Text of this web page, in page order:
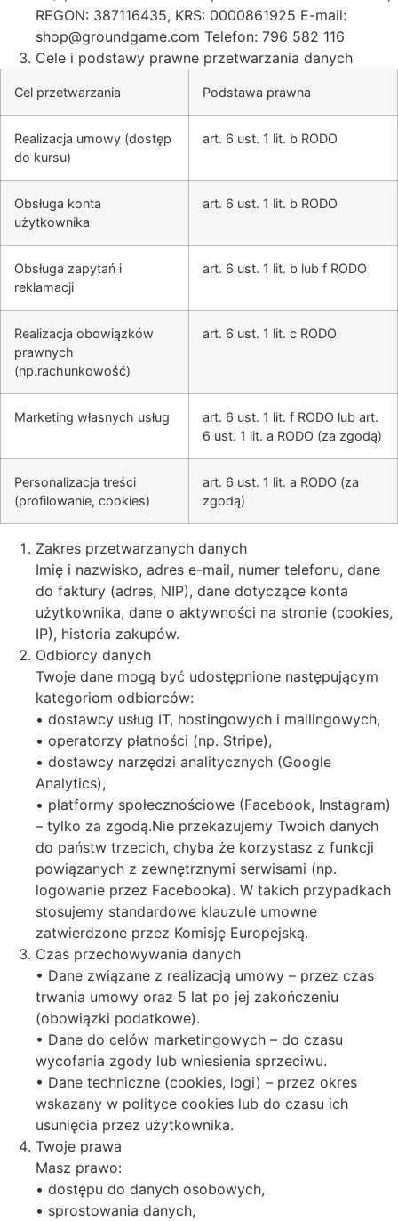
REGON: 387116435, KRS: 0000861925 E-mail:
shop@groundgame.com Telefon: 796 582 116
Cele i podstawy prawne przetwarzania danych
Cel przetwarzania Podstawa prawna
Realizacja umowy (dostęp
do kursu)
art. 6 ust. 1 lit. b RODO
Obsługa konta
użytkownika
art. 6 ust. 1 lit. b RODO
Obsługa zapytań i
reklamacji
art. 6 ust. 1 lit. b lub f RODO
Realizacja obowiązków
prawnych
(np.rachunkowość)
art. 6 ust. 1 lit. c RODO
Marketing własnych usług
art. 6 ust. 1 lit. f RODO lub art.
6 ust. 1 lit. a RODO (za zgodą)
Personalizacja treści
(profilowanie, cookies)
art. 6 ust. 1 lit. a RODO (za
zgodą)
Zakres przetwarzanych danych
Imię i nazwisko, adres e-mail, numer telefonu, dane
do faktury (adres, NIP), dane dotyczące konta
użytkownika, dane o aktywności na stronie (cookies,
IP), historia zakupów.
Odbiorcy danych
Twoje dane mogą być udostępnione następującym
kategoriom odbiorców:
• dostawcy usług IT, hostingowych i mailingowych,
• operatorzy płatności (np. Stripe),
• dostawcy narzędzi analitycznych (Google
Analytics),
• platformy społecznościowe (Facebook, Instagram)
– tylko za zgodą.Nie przekazujemy Twoich danych
do państw trzecich, chyba że korzystasz z funkcji
powiązanych z zewnętrznymi serwisami (np.
logowanie przez Facebooka). W takich przypadkach
stosujemy standardowe klauzule umowne
zatwierdzone przez Komisję Europejską.
Czas przechowywania danych
• Dane związane z realizacją umowy – przez czas
trwania umowy oraz 5 lat po jej zakończeniu
(obowiązki podatkowe).
• Dane do celów marketingowych – do czasu
wycofania zgody lub wniesienia sprzeciwu.
• Dane techniczne (cookies, logi) – przez okres
wskazany w polityce cookies lub do czasu ich
usunięcia przez użytkownika.
Twoje prawa
Masz prawo:
• dostępu do danych osobowych,
• sprostowania danych,